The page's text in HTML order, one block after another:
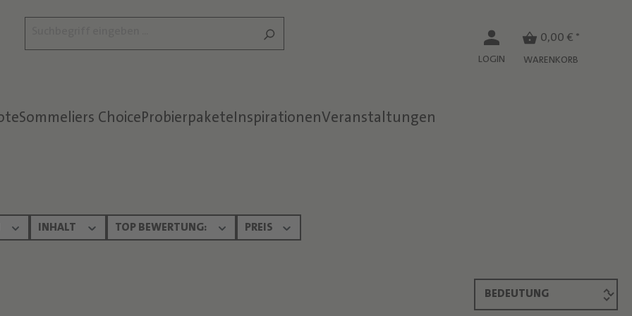
LOGIN
0,00 € *
WARENKORB
Sommeliers ChoiceProbierpaketeInspirationenVeranstaltungen
Text überspringen
INHALT TOP BEWERTUNG: PREIS